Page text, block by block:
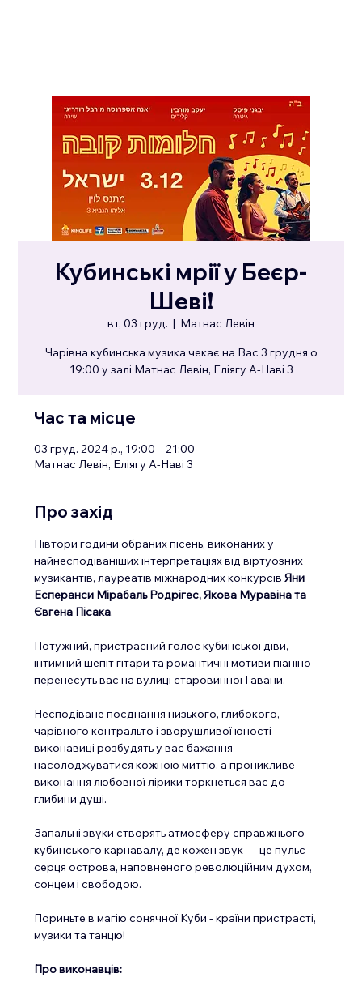
Кубинські мрії у Беєр-
Шеві!
вт, 03 груд.
  |
Матнас Левін
Чарівна кубинська музика чекає на Вас 3 грудня о
19:00 у залі Матнас Левін, Еліягу А-Наві 3
Час та місце
03 груд. 2024 р., 19:00 – 21:00
Матнас Левін, Еліягу А-Наві 3
Про захід
Півтори години обраних пісень, виконаних у
найнесподіваніших інтерпретаціях від віртуозних
музикантів, лауреатів міжнародних конкурсів Яни
Есперанси Мірабаль Родрігес, Якова Муравіна та
Євгена Пісака.
Потужний, пристрасний голос кубинської діви,
інтимний шепіт гітари та романтичні мотиви піаніно
перенесуть вас на вулиці старовинної Гавани.
Несподіване поєднання низького, глибокого,
чарівного контральто і зворушливої ​​юності
виконавиці розбудять у вас бажання
насолоджуватися кожною миттю, а проникливе
виконання любовної лірики торкнеться вас до
глибини душі.
Запальні звуки створять атмосферу справжнього
кубинського карнавалу, де кожен звук — це пульс
серця острова, наповненого революційним духом,
сонцем і свободою.
Пориньте в магію сонячної Куби - країни пристрасті,
музики та танцю!
Про виконавців: